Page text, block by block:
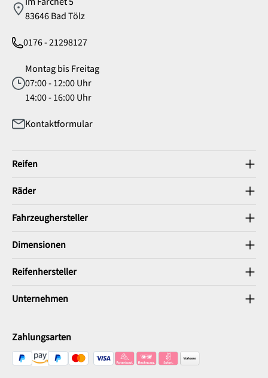
83646 Bad Tölz
0176 - 21298127
Montag bis Freitag
07:00 - 12:00 Uhr
14:00 - 16:00 Uhr
Kontaktformular
Reifen
Räder
Fahrzeughersteller
Dimensionen
Reifenhersteller
Unternehmen
Zahlungsarten